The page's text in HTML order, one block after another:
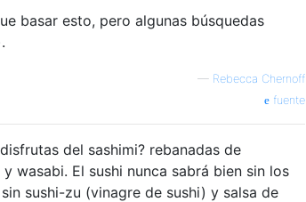
basar esto, pero algunas búsquedas
— Rebecca Chernoff
fuente
del sashimi? rebanadas de
wasabi. El sushi nunca sabrá bien sin los
sushi-zu (vinagre de sushi) y salsa de